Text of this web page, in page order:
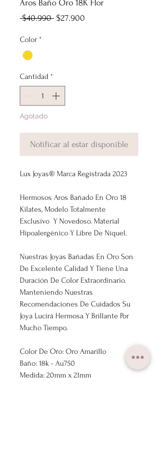
Aros Baño Oro 18K Flor
$40.990 Precio
$27.900
Color *
Cantidad *
Agotado
Notificar al estar disponible
Lux Joyas® Marca Registrada 2023
Hermosos Aros Bañado En Oro 18
Kilates, Modelo Totalmente
Exclusivo Y Novedoso. Material
Hipoalergénico Y Libre De Níquel.
Nuestras Joyas Bañadas En Oro Son
De Excelente Calidad Y Tiene Una
Duración De Color Extraordinario.
Manteniendo Nuestras
Recomendaciones De Cuidados Su
Joya Lucirá Hermosa Y Brillante Por
Mucho Tiempo.
Color De Oro: Oro Amarillo
Baño: 18k - Au750
Medida: 20mm x 21mm